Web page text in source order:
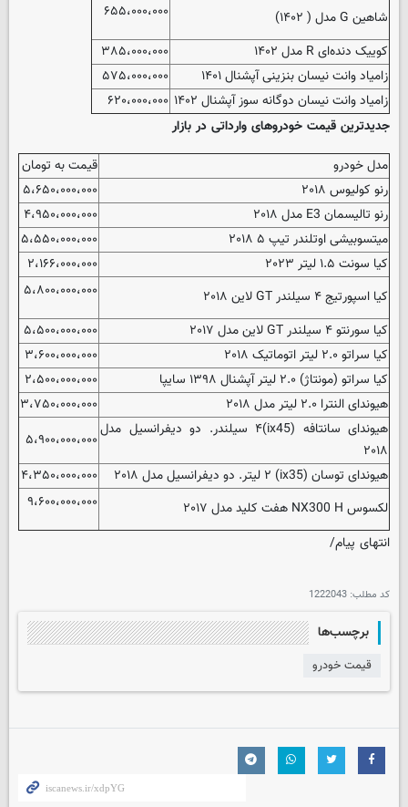
شاهین G مدل ( ۱۴۰۲)
۶۵۵،۰۰۰،۰۰۰
کوییک دنده‌ای R مدل ۱۴۰۲
۳۸۵،۰۰۰،۰۰۰
زامیاد وانت نیسان بنزینی آپشنال ۱۴۰۱
۵۷۵،۰۰۰،۰۰۰
زامیاد وانت نیسان دوگانه سوز آپشنال ۱۴۰۲
۶۲۰،۰۰۰،۰۰۰
جدیدترین قیمت خودروهای وارداتی در بازار
مدل خودرو
قیمت به تومان
رنو کولیوس ۲۰۱۸
۵،۶۵۰،۰۰۰،۰۰۰
رنو تالیسمان E3 مدل ۲۰۱۸
۴،۹۵۰،۰۰۰،۰۰۰
میتسوبیشی اوتلندر تیپ ۵ ۲۰۱۸
۵،۵۵۰،۰۰۰،۰۰۰
کیا سونت ۱.۵ لیتر ۲۰۲۳
۲،۱۶۶،۰۰۰،۰۰۰
کیا اسپورتیج ۴ سیلندر GT لاین ۲۰۱۸
۵،۸۰۰،۰۰۰،۰۰۰
کیا سورنتو ۴ سیلندر GT لاین مدل ۲۰۱۷
۵،۵۰۰،۰۰۰،۰۰۰
کیا سراتو ۲.۰ لیتر اتوماتیک ۲۰۱۸
۳،۶۰۰،۰۰۰،۰۰۰
کیا سراتو (مونتاژ) ۲.۰ لیتر آپشنال ۱۳۹۸ سایپا
۲،۵۰۰،۰۰۰،۰۰۰
هیوندای النترا ۲.۰ لیتر مدل ۲۰۱۸
۳،۷۵۰،۰۰۰،۰۰۰
هیوندای سانتافه (ix45)۴ سیلندر. دو دیفرانسیل مدل
۲۰۱۸
۵،۹۰۰،۰۰۰،۰۰۰
هیوندای توسان (ix35) ۲ لیتر. دو دیفرانسیل مدل ۲۰۱۸
۴،۳۵۰،۰۰۰،۰۰۰
لکسوس NX300 H هفت کلید مدل ۲۰۱۷
۹،۶۰۰،۰۰۰،۰۰۰
انتهای پیام/
کد مطلب: 1222043
برچسب‌ها
قیمت خودرو